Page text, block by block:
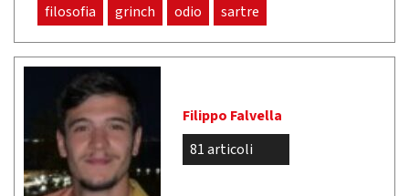
filosofia grinch odio sartre
Filippo Falvella
81 articoli